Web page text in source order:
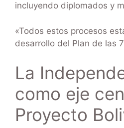
incluyendo diplomados y
«Todos estos procesos
desarrollo del Plan de las
La
como eje
Proyecto